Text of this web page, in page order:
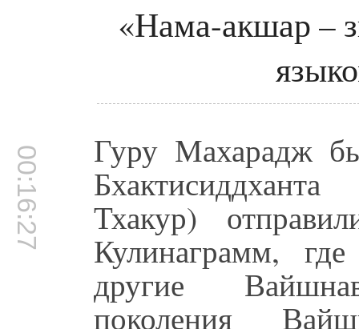
«Нама-акшар –
00:16:27 Гуру Махарадж
Тхакур)
Кулинаграмм,
другие
поколения